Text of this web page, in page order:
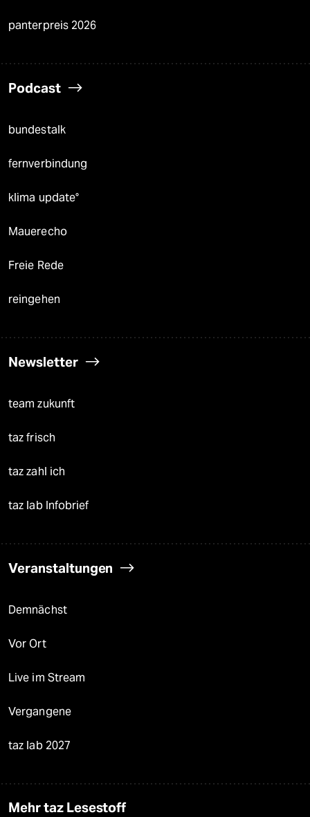
panterpreis 2026
Podcast
bundestalk
fernverbindung
klima update°
Mauerecho
Freie Rede
reingehen
Newsletter
team zukunft
taz frisch
taz zahl ich
taz lab Infobrief
Veranstaltungen
Demnächst
Vor Ort
Live im Stream
Vergangene
taz lab 2027
Mehr taz Lesestoff